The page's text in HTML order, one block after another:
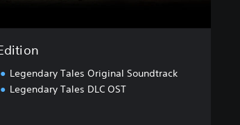
Legendary Tales Original Soundtrack
Legendary Tales DLC OST